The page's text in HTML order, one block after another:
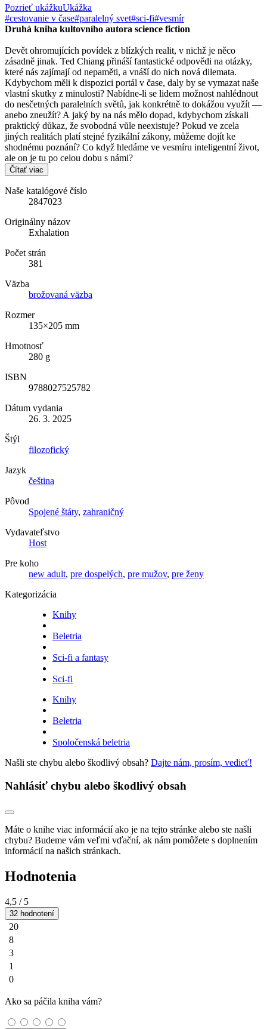
Pozrieť ukážkuUkážka
#cestovanie v čase#paralelný svet#sci-fi#vesmír
Druhá kniha kultovního autora science fiction
Devět ohromujících povídek z blízkých realit, v nichž je něco
zásadně jinak. Ted Chiang přináší fantastické odpovědi na otázky,
které nás zajímají od nepaměti, a vnáší do nich nová dilemata.
Kdybychom měli k dispozici portál v čase, daly by se vymazat naše
vlastní skutky z minulosti? Nabídne-li se lidem možnost nahlédnout
do nesčetných paralelních světů, jak konkrétně to dokážou využít —
anebo zneužít? A jaký by na nás mělo dopad, kdybychom získali
praktický důkaz, že svobodná vůle neexistuje? Pokud ve zcela
jiných realitách platí stejné fyzikální zákony, můžeme dojít ke
shodnému poznání? Co když hledáme ve vesmíru inteligentní život,
ale on je tu po celou dobu s námi?
Čítať viac
Naše katalógové číslo
2847023
Originálny názov
Exhalation
Počet strán
381
Väzba
brožovaná väzba
Rozmer
135×205 mm
Hmotnosť
280 g
ISBN
9788027525782
Dátum vydania
26. 3. 2025
Štýl
filozofický
Jazyk
čeština
Pôvod
Spojené štáty, zahraničný
Vydavateľstvo
Host
Pre koho
new adult, pre dospelých, pre mužov, pre ženy
Kategorizácia
Knihy
Beletria
Sci-fi a fantasy
Sci-fi
Knihy
Beletria
Spoločenská beletria
Našli ste chybu alebo škodlivý obsah? Dajte nám, prosím, vedieť!
Nahlásiť chybu alebo škodlivý obsah
Máte o knihe viac informácií ako je na tejto stránke alebo ste našli
chybu? Budeme vám veľmi vďační, ak nám pomôžete s doplnením
informácií na našich stránkach.
Hodnotenia
4,5 / 5
32 hodnotení
20
8
3
1
0
Ako sa páčila kniha vám?